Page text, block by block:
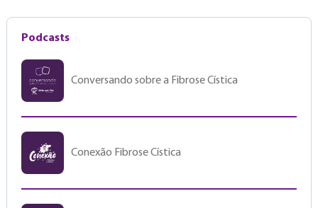
Podcasts
Conversando sobre a Fibrose Cística
Conexão Fibrose Cística